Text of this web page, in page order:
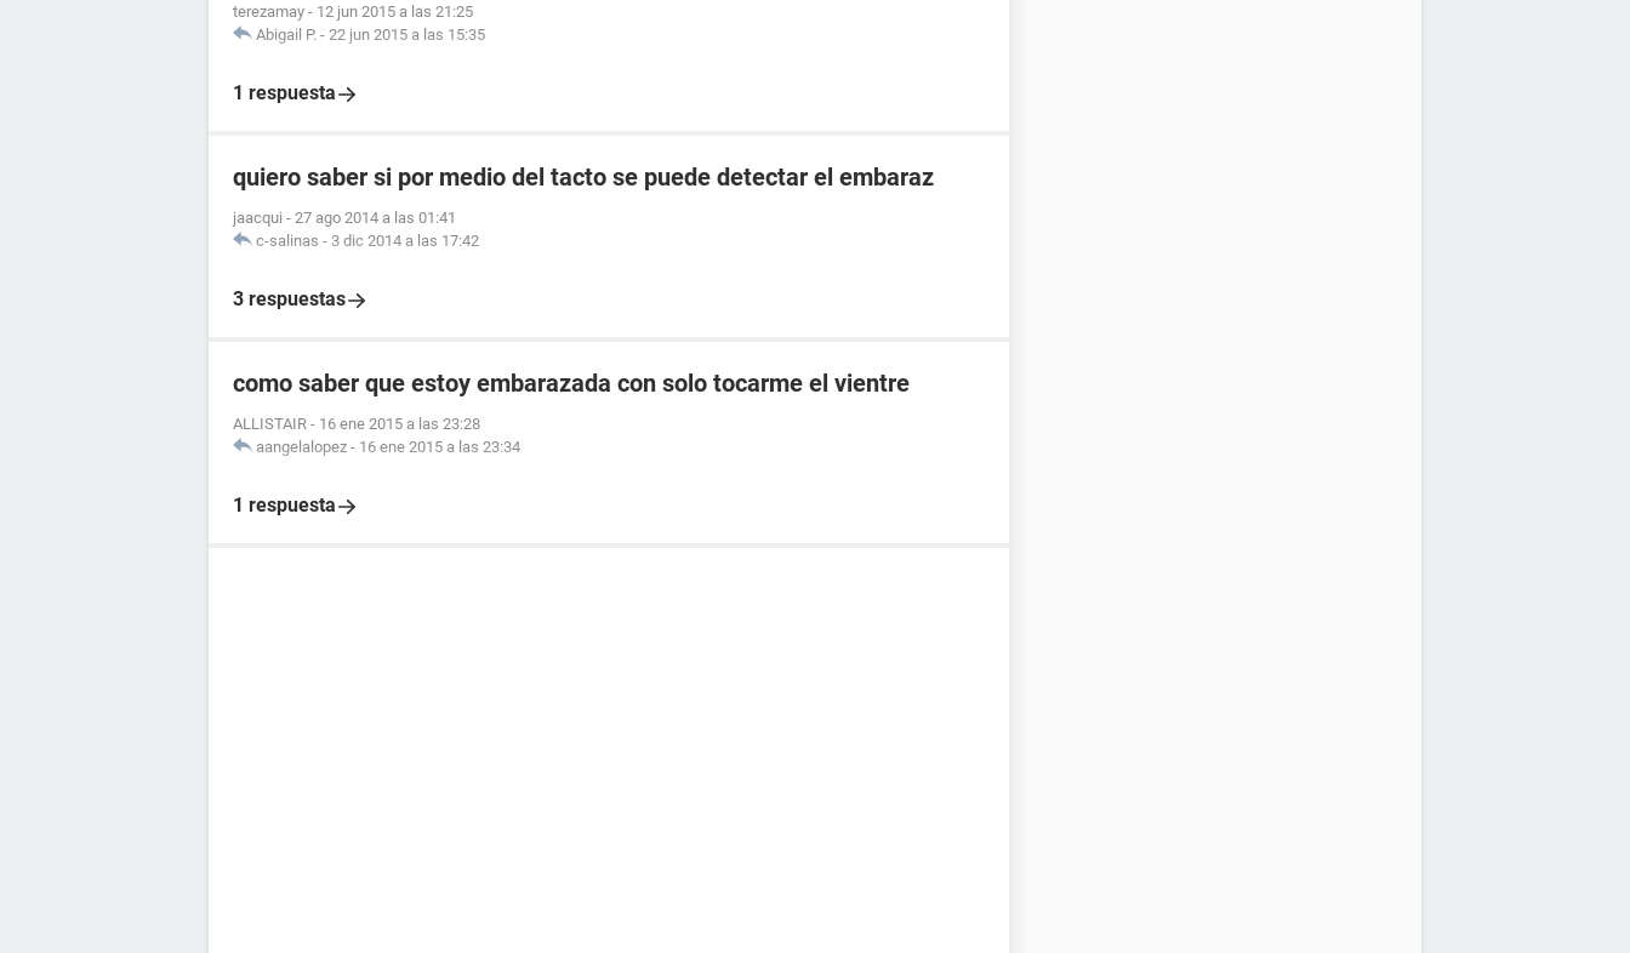
terezamay - 12 jun 2015 a las 21:25
Abigail P. - 22 jun 2015 a las 15:35
1 respuesta
quiero saber si por medio del tacto se puede detectar el embaraz
jaacqui - 27 ago 2014 a las 01:41
c-salinas - 3 dic 2014 a las 17:42
3 respuestas
como saber que estoy embarazada con solo tocarme el vientre
ALLISTAIR - 16 ene 2015 a las 23:28
aangelalopez - 16 ene 2015 a las 23:34
1 respuesta